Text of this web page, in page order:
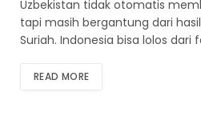
Uzbekistan tidak otomatis
tapi masih bergantung dari
Suriah. Indonesia bisa lolos dari
READ MORE